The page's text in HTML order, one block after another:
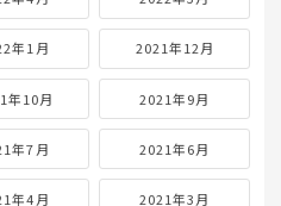
年1月 2021年12月
年10月 2021年9月
年7月 2021年6月
年4月 2021年3月